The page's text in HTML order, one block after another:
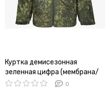
Куртка демисезонная
зеленная цифра (мембрана/
рип-стоп/стяжка)0